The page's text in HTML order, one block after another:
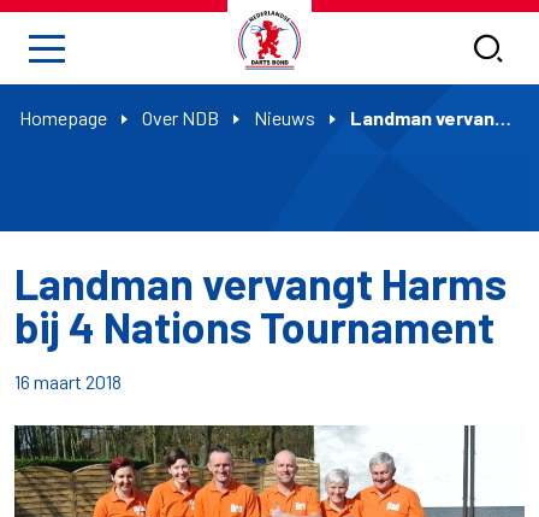
Homepage Over NDB Nieuws Landman vervangt Harms bij 4 Nations Tournament
Landman vervangt Harms
bij 4 Nations Tournament
16 maart 2018